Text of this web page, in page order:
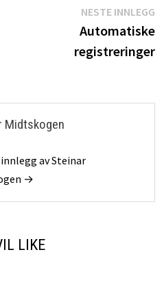
NESTE INNLEGG
Automatiske
registreringer
Midtskogen
av Steinar
→
LIKE